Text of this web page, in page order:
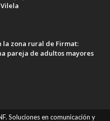
la zona rural de Firmat:
pareja de adultos mayores
Soluciones en comunicación y